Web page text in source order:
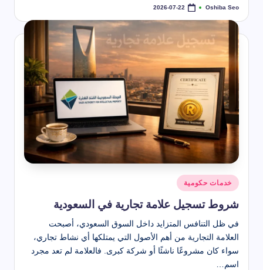
تمّ
بواسطة
Oshiba Seo
2026-07-22
نُشر
في
خدمات حكومية
شروط تسجيل علامة تجارية في السعودية
في ظل التنافس المتزايد داخل السوق السعودي، أصبحت
العلامة التجارية من أهم الأصول التي يمتلكها أي نشاط تجاري،
سواء كان مشروعًا ناشئًا أو شركة كبرى. فالعلامة لم تعد مجرد
اسم…